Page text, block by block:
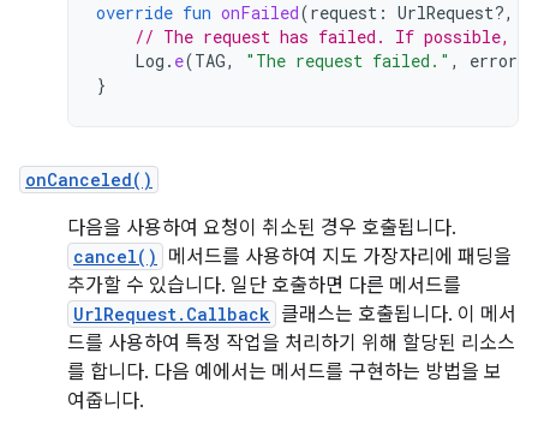
override fun onFailed(request : UrlRequest?,
// The request has failed. If possible,
Log . e(TAG, "The request failed." , error
}
onCanceled()
다음을 사용하여 요청이 취소된 경우 호출됩니다.
cancel()
메서드를 사용하여 지도 가장자리에 패딩을
추가할 수 있습니다. 일단 호출하면 다른 메서드를
UrlRequest.Callback 클래스는 호출됩니다. 이 메서
드를 사용하여 특정 작업을 처리하기 위해 할당된 리소스
를 합니다. 다음 예에서는 메서드를 구현하는 방법을 보
여줍니다.